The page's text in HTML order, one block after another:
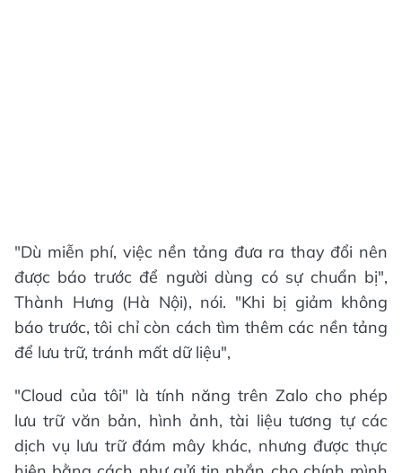
"Dù miễn phí, việc nền tảng đưa ra thay đổi nên
được báo trước để người dùng có sự chuẩn bị",
Thành Hưng (Hà Nội), nói. "Khi bị giảm không
báo trước, tôi chỉ còn cách tìm thêm các nền tảng
để lưu trữ, tránh mất dữ liệu",
"Cloud của tôi" là tính năng trên Zalo cho phép
lưu trữ văn bản, hình ảnh, tài liệu tương tự các
dịch vụ lưu trữ đám mây khác, nhưng được thực